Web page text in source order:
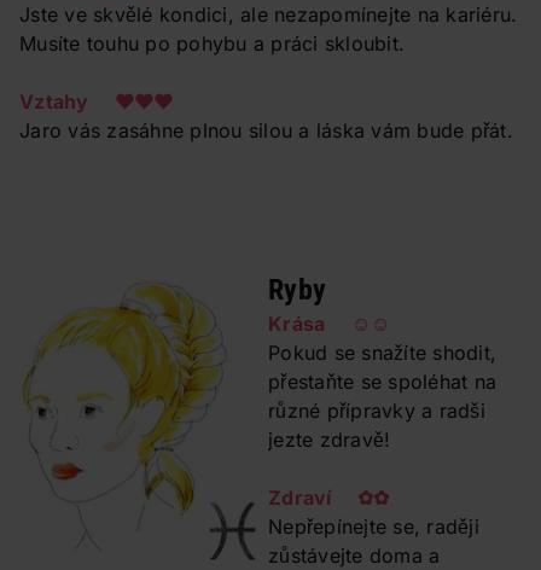
Jste ve skvělé kondici, ale nezapomínejte na kariéru.
Musíte touhu po pohybu a práci skloubit.
Vztahy ❤❤❤
Jaro vás zasáhne plnou silou a láska vám bude přát.
Ryby
Krása ☺☺
Pokud se snažíte shodit,
přestaňte se spoléhat na
různé přípravky a radši
jezte zdravě!
Zdraví ✿✿
Nepřepínejte se, raději
zůstávejte doma a